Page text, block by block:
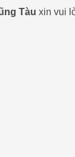
Tàu xin vui